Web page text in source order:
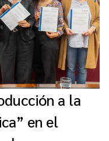
a la
en el